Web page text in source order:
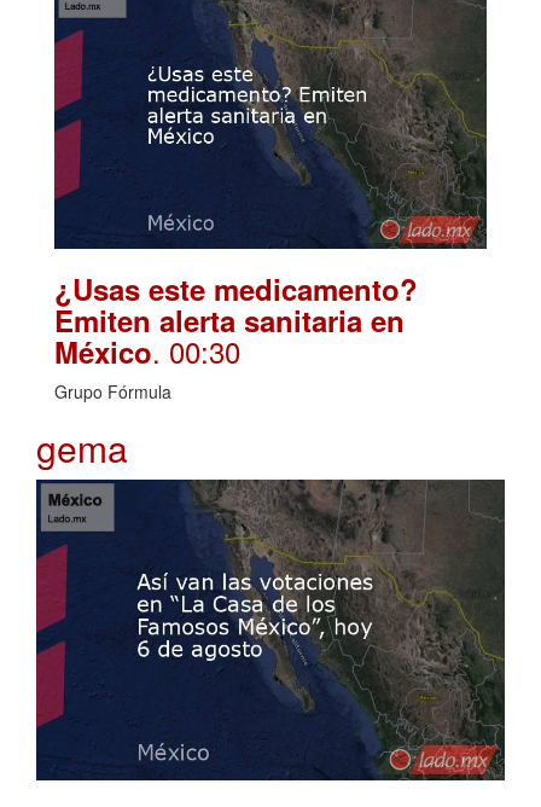
¿Usas este medicamento?
Emiten alerta sanitaria en
México. 00:30
Grupo Fórmula
gema